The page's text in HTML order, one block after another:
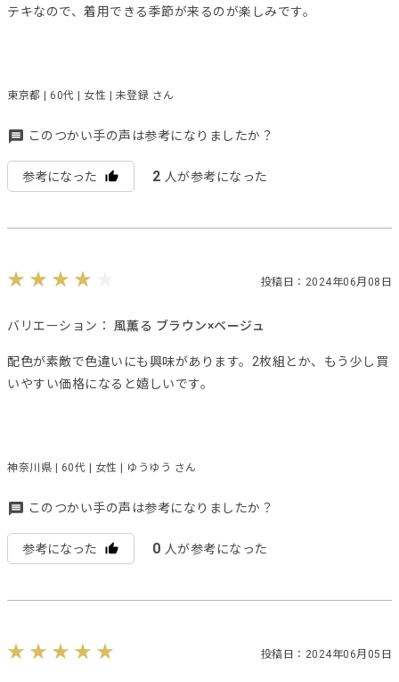
テキなので、着用できる季節が来るのが楽しみです。
東京都 | 60代 | 女性 | 未登録 さん
このつかい手の声は参考になりましたか？
参考になった 2 人が参考になった
投稿日：2024年06月08日
バリエーション： 風薫る ブラウン×ベージュ
配色が素敵で色違いにも興味があります。2枚組とか、もう少し買
いやすい価格になると嬉しいです。
神奈川県 | 60代 | 女性 | ゆうゆう さん
このつかい手の声は参考になりましたか？
参考になった 0 人が参考になった
投稿日：2024年06月05日